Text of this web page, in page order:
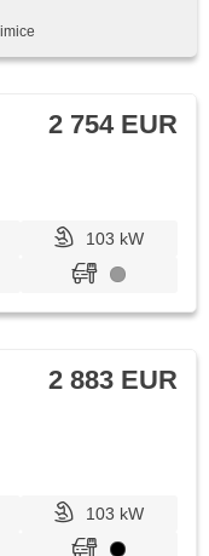
2 754 EUR
103 kW
2 883 EUR
103 kW